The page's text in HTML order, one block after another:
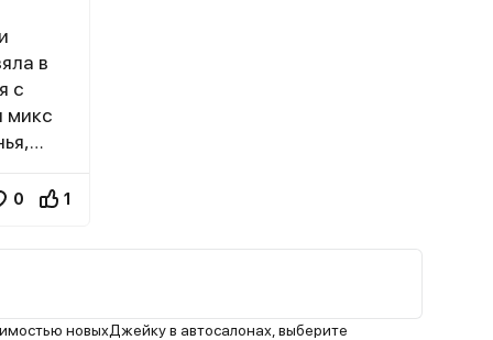
в
с
микс
0 1
новыхДжейку в автосалонах, выберите